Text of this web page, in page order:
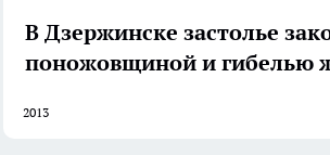
В Дзержинске застолье
поножовщиной и гибелью
2013